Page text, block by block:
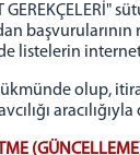
GEREKÇELERİ"
listelerin
olup,